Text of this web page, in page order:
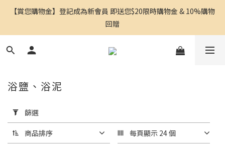
【賞您購物金】登記成為新會員 即送您$20限時購物金 & 10%購物
回贈
用
篩
選
(0/20)
浴鹽、浴泥
篩選
商品排序 每頁顯示 24 個